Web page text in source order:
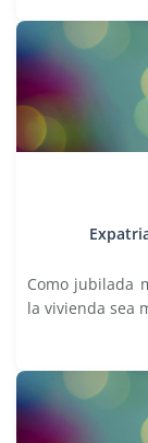
Como jubilada
la vivienda sea